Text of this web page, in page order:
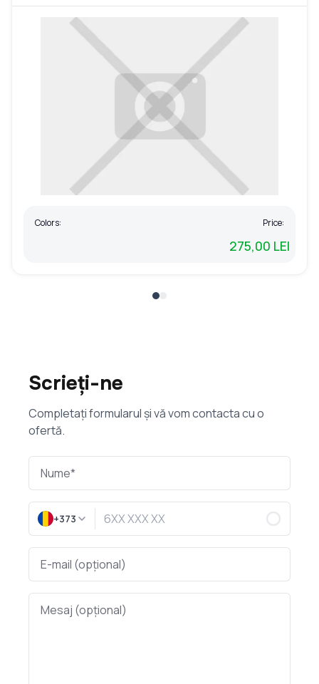
Colors: Price:
275,00 LEI
Scrieți-ne
Completați formularul și vă vom contacta cu o
ofertă.
+373